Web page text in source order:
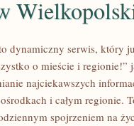
dynamiczny serwis, który
o mieście i regionie!”
najciekawszych
i całym regionie.
spojrzeniem na